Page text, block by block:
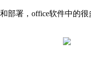
部署，office软件中